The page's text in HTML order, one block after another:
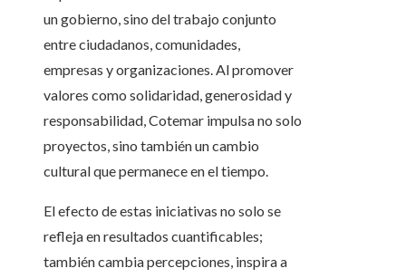
un gobierno, sino del trabajo conjunto
entre ciudadanos, comunidades,
empresas y organizaciones. Al promover
valores como solidaridad, generosidad y
responsabilidad, Cotemar impulsa no solo
proyectos, sino también un cambio
cultural que permanece en el tiempo.
El efecto de estas iniciativas no solo se
refleja en resultados cuantificables;
también cambia percepciones, inspira a